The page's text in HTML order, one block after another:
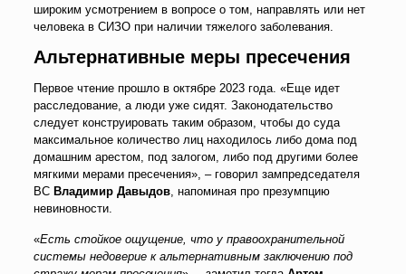
широким усмотрением в вопросе о том, направлять или нет
человека в СИЗО при наличии тяжелого заболевания.
Альтернативные меры пресечения
Первое чтение прошло в октябре 2023 года. «Еще идет
расследование, а люди уже сидят. Законодательство
следует конструировать таким образом, чтобы до суда
максимальное количество лиц находилось либо дома под
домашним арестом, под залогом, либо под другими более
мягкими мерами пресечения», – говорил зампредседателя
ВС Владимир Давыдов, напоминая про презумпцию
невиновности.
«Есть стойкое ощущение, что у правоохранительной
системы недоверие к альтернативным заключению под